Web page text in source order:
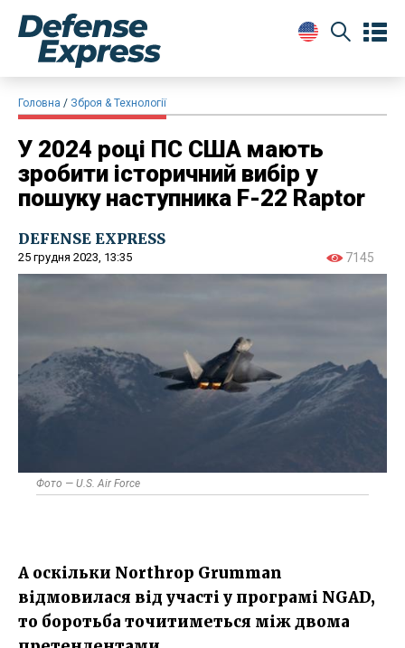
Головна Зброя & Технології
У 2024 році ПС США мають
зробити історичний вибір у
пошуку наступника F-22 Raptor
DEFENSE EXPRESS
25 грудня 2023, 13:35 7145
Фото — U.S. Air Force
А оскільки Northrop Grumman
відмовилася від участі у програмі NGAD,
то боротьба точитиметься між двома